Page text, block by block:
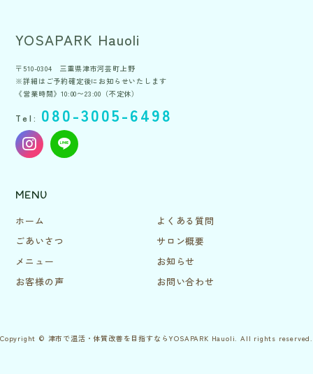
YOSAPARK Hauoli
〒510-0304 三重県津市河芸町上野
※詳細はご予約確定後にお知らせいたします
《営業時間》10:00〜23:00（不定休）
Tel: 080-3005-6498
MENU
ホーム
ごあいさつ
メニュー
お客様の声
よくある質問
サロン概要
お知らせ
お問い合わせ
Copyright © 津市で温活・体質改善を目指すならYOSAPARK Hauoli. All rights reserved.